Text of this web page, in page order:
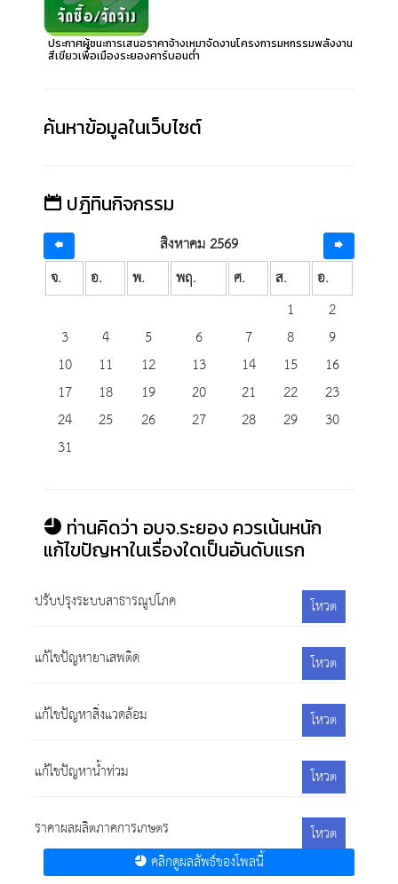
ประกาศผู้ชนะการเสนอราคาจ้างเหมาจัดงานโครงการมหกรรมพลังงาน
สีเขียวเพื่อเมืองระยองคาร์บอนต่ำ
ค้นหาข้อมูลในเว็บไซต์
ปฎิทินกิจกรรม
สิงหาคม 2569
จ.
อ. พ. พฤ. ศ. ส.
อ.
1
2
3
4 5 6 7 8
9
10
11 12 13 14 15
16
17
18 19 20 21 22
23
24
25 26 27 28 29
30
31
ท่านคิดว่า อบจ.ระยอง ควรเน้นหนัก
แก้ไขปัญหาในเรื่องใดเป็นอันดับแรก
ปรับปรุงระบบสาธารณูปโภค โหวต
แก้ไขปัญหายาเสพติด โหวต
แก้ไขปัญหาสิ่งแวดล้อม โหวต
แก้ไขปัญหาน้ำท่วม โหวต
ราคาผลผลิตภาคการเกษตร
โหวต
คลิกดูผลลัพธ์ของโพลนี้